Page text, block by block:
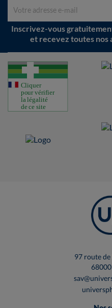
Inscrivez-vous
et recevez toutes nos
97 route